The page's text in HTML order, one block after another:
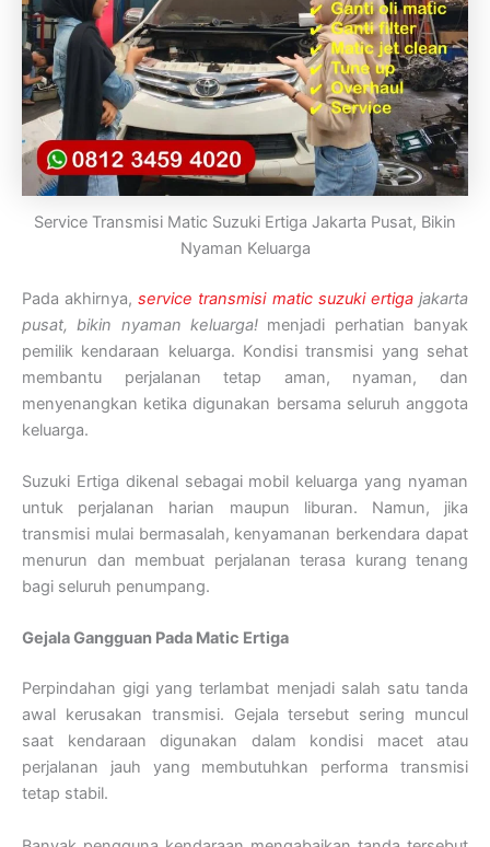
Service Transmisi Matic Suzuki Ertiga Jakarta Pusat, Bikin
Nyaman Keluarga
Pada akhirnya,service transmisi matic suzuki ertigajakarta
pusat, bikin nyaman keluarga! menjadi perhatian banyak
pemilik kendaraan keluarga. Kondisi transmisi yang sehat
membantu perjalanan tetap aman, nyaman, dan
menyenangkan ketika digunakan bersama seluruh anggota
keluarga.
Suzuki Ertiga dikenal sebagai mobil keluarga yang nyaman
untuk perjalanan harian maupun liburan. Namun, jika
transmisi mulai bermasalah, kenyamanan berkendara dapat
menurun dan membuat perjalanan terasa kurang tenang
bagi seluruh penumpang.
Gejala Gangguan Pada Matic Ertiga
Perpindahan gigi yang terlambat menjadi salah satu tanda
awal kerusakan transmisi. Gejala tersebut sering muncul
saat kendaraan digunakan dalam kondisi macet atau
perjalanan jauh yang membutuhkan performa transmisi
tetap stabil.